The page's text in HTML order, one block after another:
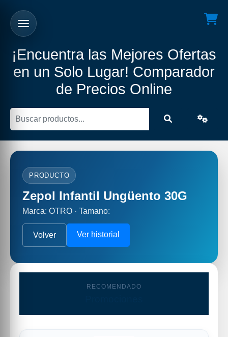
¡Encuentra las Mejores Ofertas
en un Solo Lugar! Comparador
de Precios Online
PRODUCTO
Zepol Infantil Ungüento 30G
Marca: OTRO · Tamano:
Volver Ver historial
RECOMENDADO